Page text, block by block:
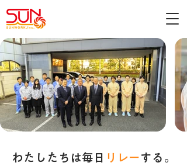
わたしたちは毎日 リレー する。